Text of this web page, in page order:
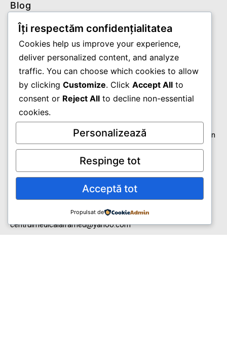
Blog
Termeni și condiții
Politică de confidențialitate
Contact
Adresa
B-dul Lazăr Gheorghe, Nr. 42A(Intrarea din spatele blocului din
Str. Labirint), Timișoara, Timis, Cod poștal: 300334, RO
Telefon
+40765325265
centrulmedicalalfamed@yahoo.com
Îți respectăm confidențialitatea
Cookies help us improve your experience,
deliver personalized content, and analyze
traffic. You can choose which cookies to allow
by clicking Customize. Click Accept All to
consent or Reject All to decline non-essential
cookies.
Personalizează
Respinge tot
Acceptă tot
Propulsat de